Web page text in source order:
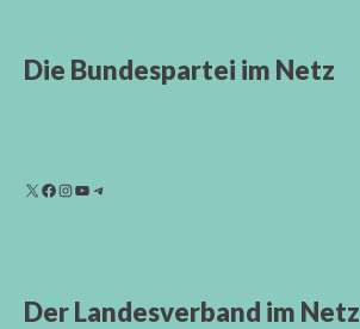
Die Bundespartei im Netz
Der Landesverband im Netz